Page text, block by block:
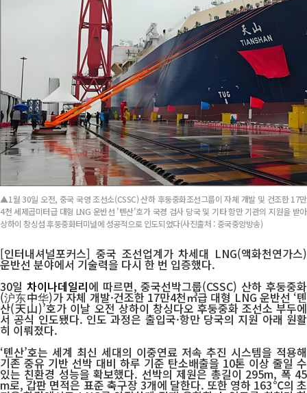
▲1월 30일 오전, 중국 국영 조선소(CSSC) 산하 후둥중화조선그룹이 자체 개발 및 건조한 17만
4천 세제곱미터급 대형 LNG 운반선 '톈산'호가 국경 검사 당국 및 기타 항만 기관의 지원을 받아
상하이 창싱섬 후둥중화터미널에 성공적으로 인도되었다(사진출처 : 중국중앙방송)
[인터내셔널포커스] 중국 조선업계가 차세대 LNG(액화천연가스)
운반선 분야에서 기술력을 다시 한 번 입증했다.
30일 차이나데일리에 따르면, 중국선박그룹(CSSC) 산하 후둥중화
(沪东中华)가 자체 개발·건조한 17만4천㎥급 대형 LNG 운반선 ‘톈
산(天山)’호가 이날 오전 상하이 창싱다오 후둥중화 조선소 부두에
서 공식 인도됐다. 인도 과정은 출입국·항만 당국의 지원 아래 원활
히 이뤄졌다.
‘톈산’호는 세계 최신 세대의 이중연료 저속 추진 시스템을 적용해
기존 중유 기반 선박 대비 하루 기준 탄소배출을 10톤 이상 줄일 수
있는 친환경 성능을 확보했다. 선박의 제원은 총길이 295m, 폭 45
m로, 갑판 면적은 표준 축구장 3개에 달한다. 또한 영하 163℃의 초